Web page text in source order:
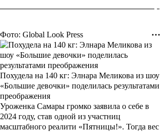
Фото: Global Look Press
Похудела на 140 кг: Элнара Меликова из шоу
«Большие девочки» поделилась результатами
преображения
Уроженка Самары громко заявила о себе в
2024 году, став одной из участниц
масштабного реалити «Пятницы!». Тогда вес